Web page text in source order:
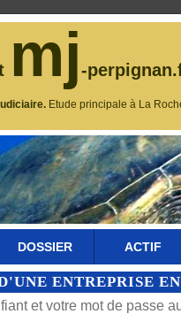
mj-
Etude principale à La
DOSSIER ACTIF
ENTREPRISE
et votre mot de passe